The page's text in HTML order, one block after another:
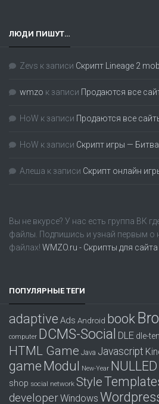
ЛЮДИ ПИШУТ…
Zevs к записи Скрипт Lineage 2
wmzo к записи Продаются все
HoW к записи Продаются все
HoW к записи Скрипт игры —
Алеша к записи Скрипт онлайн
Вы не вкурсе? У нас есть группа ВК
файлы. Подпишись и узнай первым
файлах! WMZO.ru - Скрипты для сайта
ПОПУЛЯРНЫЕ ТЕГИ
adaptive Ads Android book
computer DCMS-Social DLE dle-
HTML Game Java Javascript
gameModul New-Year NULLED
shop social network Style
developerWindows